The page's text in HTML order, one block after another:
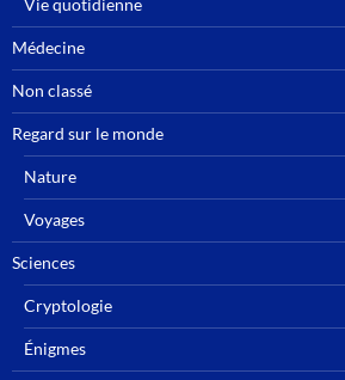
Vie quotidienne
Médecine
Non classé
Regard sur le monde
Nature
Voyages
Sciences
Cryptologie
Énigmes